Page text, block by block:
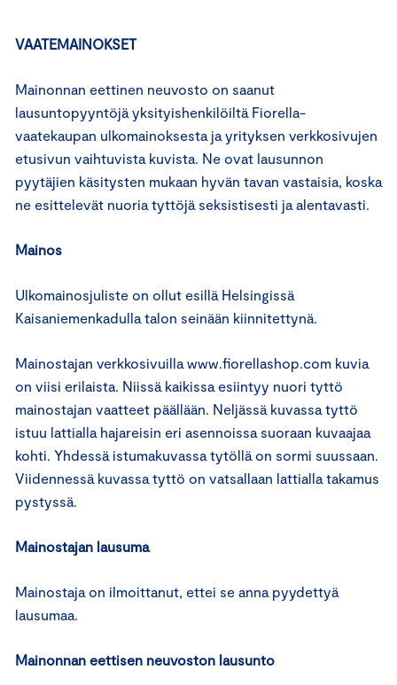
VAATEMAINOKSET
Mainonnan eettinen neuvosto on saanut
lausuntopyyntöjä yksityishenkilöiltä Fiorella-
vaatekaupan ulkomainoksesta ja yrityksen verkkosivujen
etusivun vaihtuvista kuvista. Ne ovat lausunnon
pyytäjien käsitysten mukaan hyvän tavan vastaisia, koska
ne esittelevät nuoria tyttöjä seksistisesti ja alentavasti.
Mainos
Ulkomainosjuliste on ollut esillä Helsingissä
Kaisaniemenkadulla talon seinään kiinnitettynä.
Mainostajan verkkosivuilla www.fiorellashop.com kuvia
on viisi erilaista. Niissä kaikissa esiintyy nuori tyttö
mainostajan vaatteet päällään. Neljässä kuvassa tyttö
istuu lattialla hajareisin eri asennoissa suoraan kuvaajaa
kohti. Yhdessä istumakuvassa tytöllä on sormi suussaan.
Viidennessä kuvassa tyttö on vatsallaan lattialla takamus
pystyssä.
Mainostajan lausuma
Mainostaja on ilmoittanut, ettei se anna pyydettyä
lausumaa.
Mainonnan eettisen neuvoston lausunto